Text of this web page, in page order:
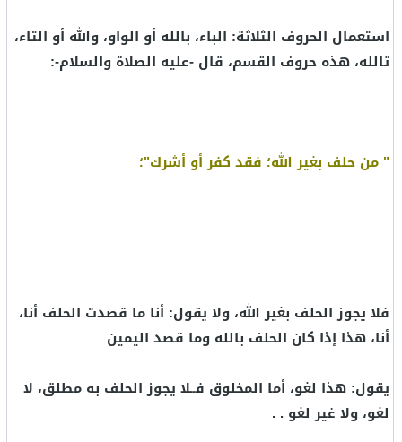
استعمال الحروف الثلاثة: الباء، بالله أو الواو، والله أو التاء،
تالله، هذه حروف القسم، قال -عليه الصلاة والسلام-:
" من حلف بغير الله؛ فقد كفر أو أشرك"؛
فلا يجوز الحلف بغير الله، ولا يقول: أنا ما قصدت الحلف أنا،
أنا، هذا إذا كان الحلف بالله وما قصد اليمين
يقول: هذا لغو، أما المخلوق فــلا يجوز الحلف به مطلق، لا
لغو، ولا غير لغو . .